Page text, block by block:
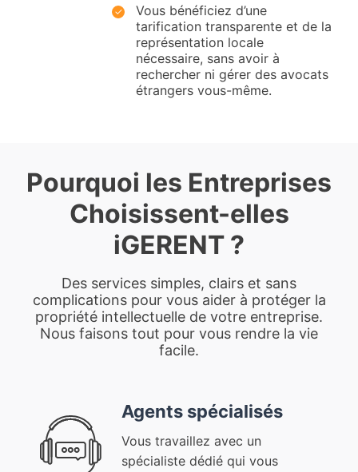
Vous bénéficiez d’une
tarification transparente et de la
représentation locale
nécessaire, sans avoir à
rechercher ni gérer des avocats
étrangers vous-même.
Pourquoi les Entreprises
Choisissent-elles
iGERENT ?
Des services simples, clairs et sans
complications pour vous aider à protéger la
propriété intellectuelle de votre entreprise.
Nous faisons tout pour vous rendre la vie
facile.
Agents spécialisés
Vous travaillez avec un
spécialiste dédié qui vous